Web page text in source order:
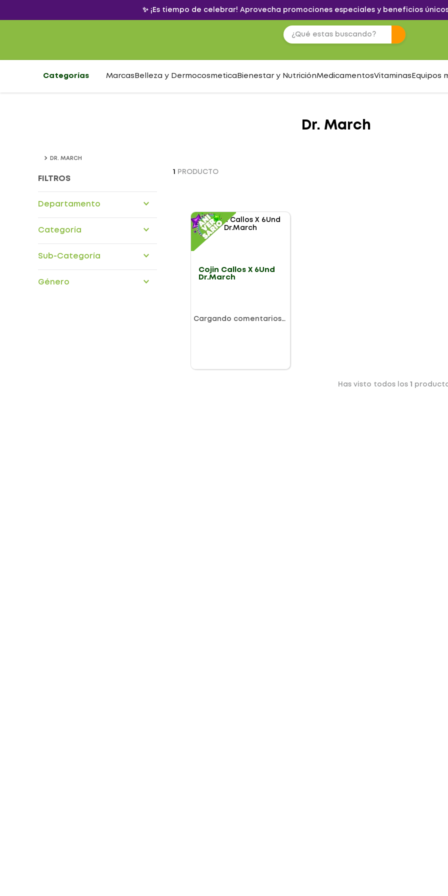
✨ ¡Es tiempo de celebrar! Aprovecha promociones especiales y beneficios
Categorías Marcas Belleza y Dermocosmetica Bienestar y NutriciónMedicamentosVitaminas Equipos
Dr. March
DR. MARCH
FILTROS
Departamento
Categoría
Sub-Categoría
Género
1 PRODUCTO
Cojin Callos X 6Und
Dr.March
Cargando comentarios…
Has visto todos los 1